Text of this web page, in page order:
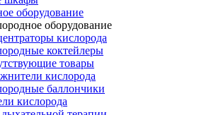
оборудование
оборудование
кислорода
коктейлеры
товары
кислорода
баллончики
кислорода